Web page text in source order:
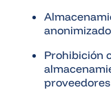
Prohibición